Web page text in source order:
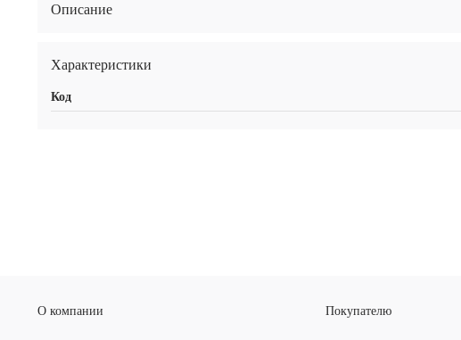
Описание
Характеристики
Код
О компании Покупателю